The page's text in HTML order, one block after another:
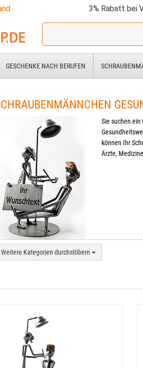
3% Rabatt bei
Ich
für:
GESCHENKE NACH BERUFEN
Sie suchen ein
können Ihr
Ärzte,
Weitere Kategorien durchstöbern